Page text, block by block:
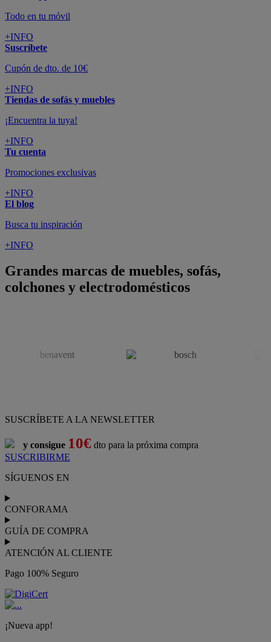
Todo en tu móvil
+INFO
Suscríbete
Cupón de dto. de 10€
+INFO
Tiendas de sofás y muebles
¡Encuentra la tuya!
+INFO
Tu cuenta
Promociones exclusivas
+INFO
El blog
Busca tu inspiración
+INFO
Grandes marcas de muebles, sofás,
colchones y electrodomésticos
SUSCRÍBETE A LA NEWSLETTER
y consigue 10€ dto para la próxima compra
SUSCRIBIRME
SÍGUENOS EN
CONFORAMA
GUÍA DE COMPRA
ATENCIÓN AL CLIENTE
Pago 100% Seguro
¡Nueva app!